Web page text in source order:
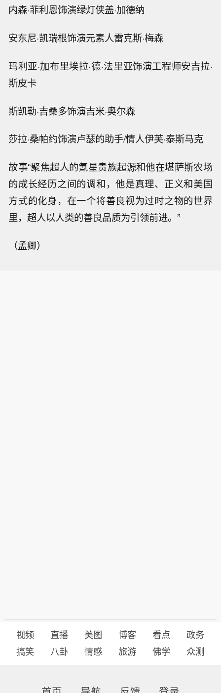
内森·菲利恩饰演绿灯侠盖·加德纳
安东尼·凯瑞根饰演元素人雷克斯·梅森
玛利亚·加布里埃拉·德·法里亚饰演工程师安吉拉·
斯皮卡
斯凯勒·吉桑多饰演吉米·奥尔森
莎拉·桑帕约饰演卢瑟的助手/情人伊芙·泰斯马克
故事“聚焦超人的氪星贵族起源和他在堪萨斯农场
的成长经历之间的调和，他是真理、正义和美国
方式的化身，在一个将善良视为过时之物的世界
里，超人以人类的善良品质为引领前进。”
（孟卿）
视频 直播 美图 博客 看点
政务
搞笑
八卦 情感 旅游 佛学 众测